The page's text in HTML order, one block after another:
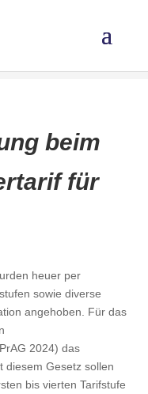
beim
für
heuer per
sowie diverse
angehoben. Für das
2024) das
diesem Gesetz sollen
bis vierten Tarifstufe